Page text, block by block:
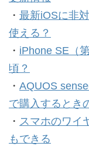
・ 最新iOSに非
使える？
・ iPhone SE（
頃？
・ AQUOS
で購入するとき
・ スマホのワイ
もできる